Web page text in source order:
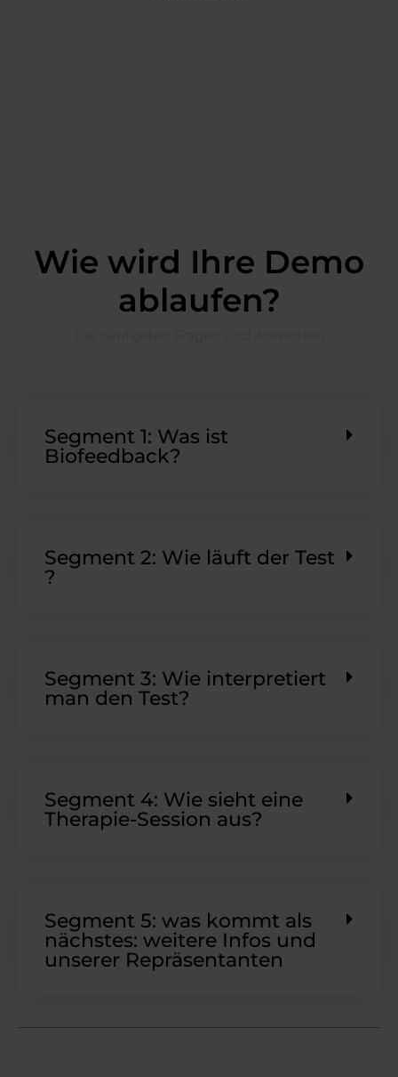
Wie wird Ihre Demo
ablaufen?
Segment 1: Was ist
Biofeedback?
Segment 2: Wie läuft der Test
?
Segment 3: Wie interpretiert
man den Test?
Segment 4: Wie sieht eine
Therapie-Session aus?
Segment 5: was kommt als
nächstes: weitere Infos und
unserer Repräsentanten